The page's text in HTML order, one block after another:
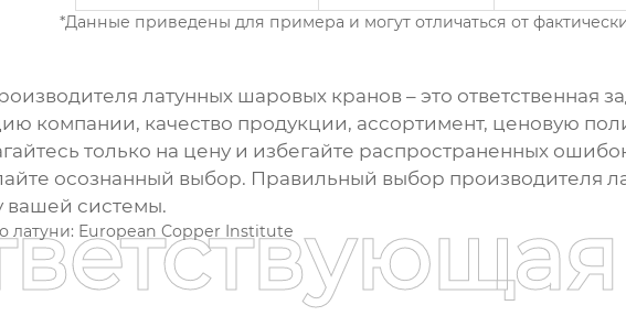
*Данные приведены для примера и могут отличаться от
латунных шаровых кранов– это ответственная
компании, качество продукции, ассортимент, ценовую
только на цену и избегайте распространенных
осознанный выбор. Правильный выбор производителя
вашей системы.
латуни: European Copper Institute